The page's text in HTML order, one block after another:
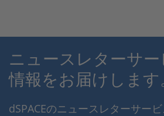
ニュースレターサ
情報をお届けします
dSPACEのニュースレターサー